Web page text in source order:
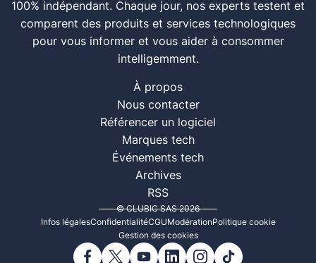
100% indépendant. Chaque jour, nos experts testent et
comparent des produits et services technologiques
pour vous informer et vous aider à consommer
intelligemment.
À propos
Nous contacter
Référencer un logiciel
Marques tech
Événements tech
Archives
RSS
© CLUBIC SAS 2026
Infos légalesConfidentialitéCGUModérationPolitique cookie
Gestion des cookies